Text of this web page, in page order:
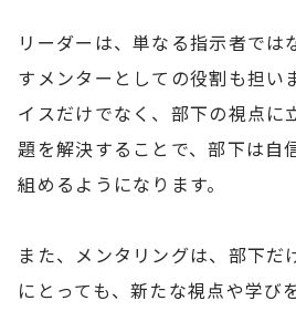
リーダーは、単なる指示者では
すメンターとしての役割も担い
イスだけでなく、部下の視点に
題を解決することで、部下は自
組めるようになります。
また、メンタリングは、部下だ
にとっても、新たな視点や学び